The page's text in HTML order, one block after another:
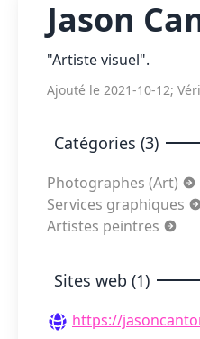
Jason
"Artiste visuel".
Ajouté le 2021-10-12;
Catégories (3)
Photographes (Art)
Services graphiques
Artistes peintres
Sites web (1)
https://